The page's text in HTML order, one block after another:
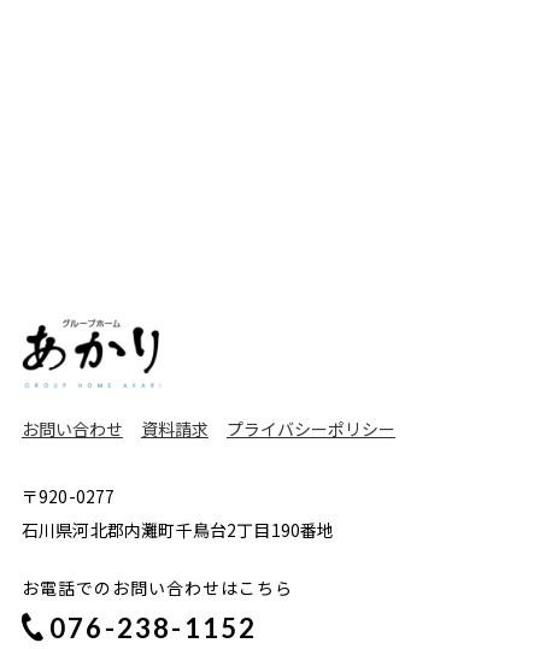
お問い合わせ 資料請求 プライバシーポリシー
〒920-0277
石川県河北郡内灘町千鳥台2丁目190番地
お電話でのお問い合わせはこちら
076-238-1152